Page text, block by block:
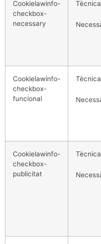
Cookielawinfo-
checkbox-
necessary
Cookielawinfo-
checkbox-
funcional
Cookielawinfo-
checkbox-
publicitat